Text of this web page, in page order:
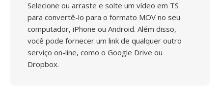
Selecione ou arraste e solte um vídeo em TS
para convertê-lo para o formato MOV no seu
computador, iPhone ou Android. Além disso,
você pode fornecer um link de qualquer outro
serviço on-line, como o Google Drive ou
Dropbox.